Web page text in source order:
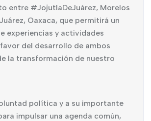
entre #JojutlaDeJuárez, Morelos
Oaxaca, que permitirá un
experiencias y actividades
del desarrollo de ambos
la transformación de nuestro
política y a su importante
impulsar una agenda común,